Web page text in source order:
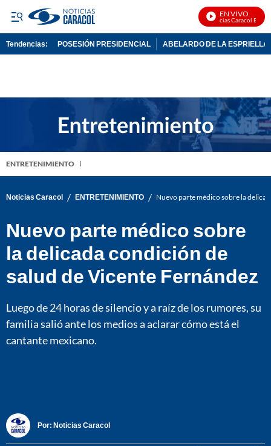
EN VIVO
Noticias Caracol En Vivo
Tendencias: POSESIÓN PRESIDENCIAL ABELARDO DE LA ESPRIELLA
ENTRETENIMIENTO
Noticias Caracol / ENTRETENIMIENTO / Nuevo parte médico sobre la
Nuevo parte médico sobre
la delicada condición de
salud de Vicente Fernández
Luego de 24 horas de silencio y a raíz de los rumores, su
familia salió ante los medios a aclarar cómo está el
cantante mexicano.
Por: Noticias Caracol